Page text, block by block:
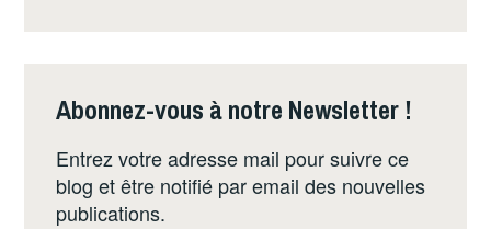
Abonnez-vous à notre Newsletter !
Entrez votre adresse mail pour suivre ce
blog et être notifié par email des nouvelles
publications.